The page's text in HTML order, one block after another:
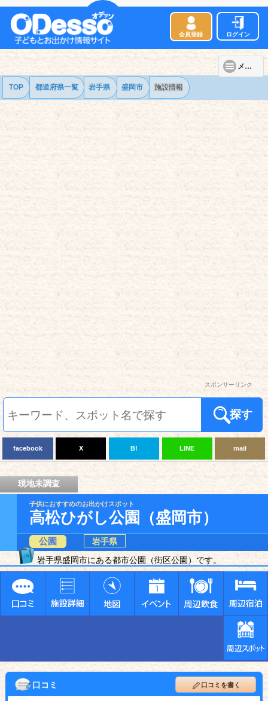
会員登録 ログイン
メニュー
TOP 都道府県一覧 岩手県 盛岡市 施設情報
スポンサーリンク
探す
facebook X B! LINE mail
現地未調査
子供におすすめのお出かけスポット
高松ひがし公園（盛岡市）
公園
岩手県
岩手県盛岡市にある都市公園（街区公園）です。
口コミ 口コミを書く